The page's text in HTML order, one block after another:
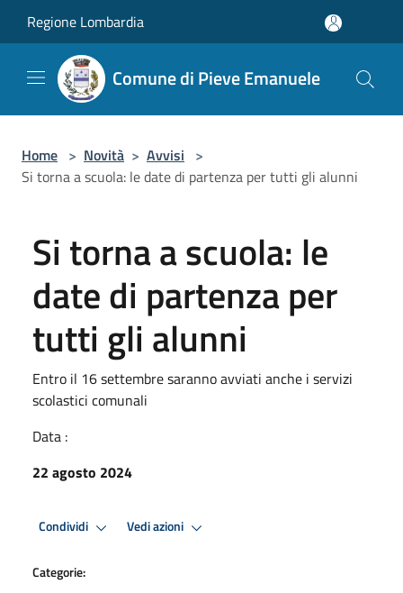
Regione Lombardia
Comune di Pieve Emanuele
Home > Novità > Avvisi >
Si torna a scuola: le date di partenza per tutti gli alunni
Si torna a scuola: le
date di partenza per
tutti gli alunni
Entro il 16 settembre saranno avviati anche i servizi
scolastici comunali
Data :
22 agosto 2024
Condividi Vedi azioni
Categorie: